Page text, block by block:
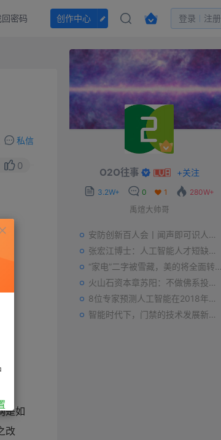
密码 创作中心 登录 注册
私信
0
是如
改
O2O往事 +关注
3.2W+ 0 1
280W+
禹煊大帅哥
安防创新百人会丨闻声即可识人，虚拟诈骗的克星——声纹识别
张宏江博士：人工智能人才短缺是世界性问题
“家电”二字被雪藏，美的将全面转型智能制造？
火山石资本章苏阳：不做佛系投资人，为企业价值战斗到底
8位专家预测人工智能在2018年对我们的影响
智能时代下，门禁的技术发展新趋势